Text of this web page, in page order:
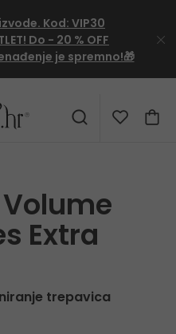
Kod:VIP30
Do - 20 % OFF
je spremno!🎁
Volume
Extra
trepavica